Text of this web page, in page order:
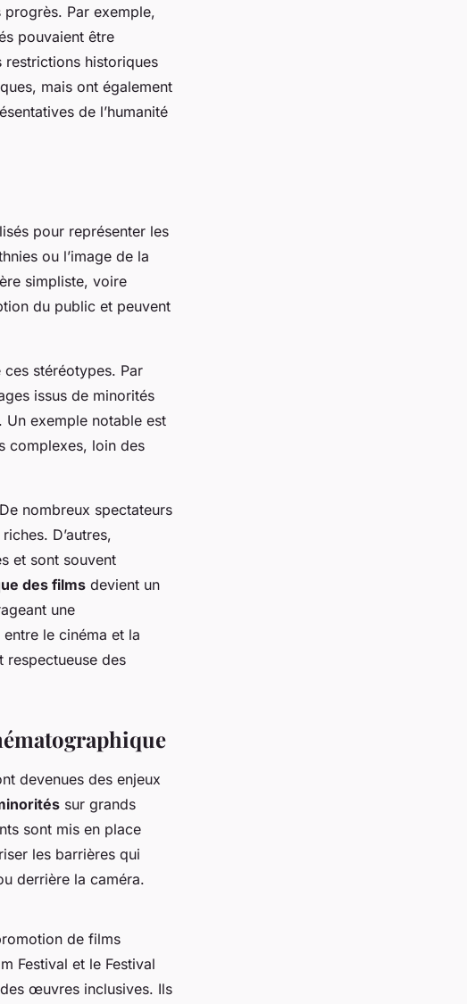
progrès. Par exemple,
pouvaient être
restrictions historiques
mais ont également
de l’humanité
pour représenter les
ou l’image de la
simpliste, voire
du public et peuvent
stéréotypes. Par
issus de minorités
Un exemple notable est
complexes, loin des
nombreux spectateurs
D’autres,
et sont souvent
des films devient un
une
le cinéma et la
respectueuse des
devenues des enjeux
sur grands
sont mis en place
les barrières qui
derrière la caméra.
de films
Festival et le Festival
œuvres inclusives. Ils